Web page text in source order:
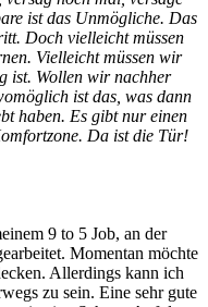
ist das Unmögliche. Das
Doch vielleicht müssen
Vielleicht müssen wir
ist. Wollen wir nachher
ist das, was dann
haben. Es gibt nur einen
Da ist die Tür!
9 to 5 Job, an der
Momentan möchte
Allerdings kann ich
zu sein. Eine sehr gute